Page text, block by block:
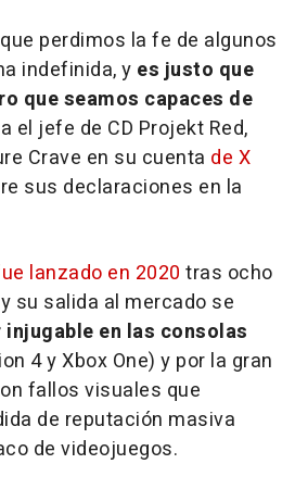
perdimos la fe de algunos
indefinida, y es justo que
que seamos capaces de
el jefe de CD Projekt Red,
Crave en su cuenta de X
sus declaraciones en la
lanzado en 2020 tras ocho
su salida al mercado se
injugable en las consolas
4 y Xbox One) y por la gran
fallos visuales que
de reputación masiva
de videojuegos.